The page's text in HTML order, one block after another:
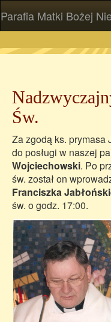
Parafia Matki Bożej
Św.
Za zgodą ks. prymasa
do posługi w naszej
Wojciechowski. Po
św. został on
Franciszka
św. o godz. 17:00.